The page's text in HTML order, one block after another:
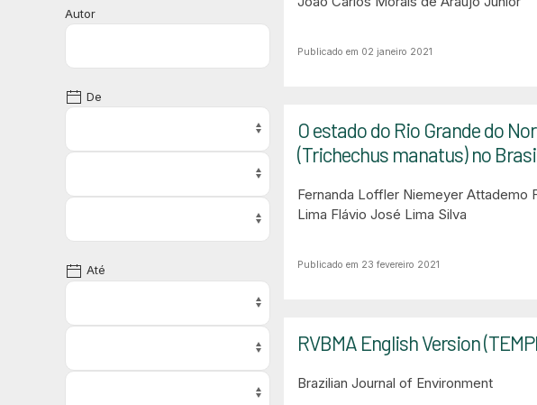
Autor
De
Até
Publicado em 02 janeiro 2021
O estado do Rio Grande do
(Trichechus manatus) no
Fernanda Loffler Niemeyer Attademo
Lima Flávio José Lima Silva
Publicado em 23 fevereiro 2021
RVBMA English Version
Brazilian Journal of Environment